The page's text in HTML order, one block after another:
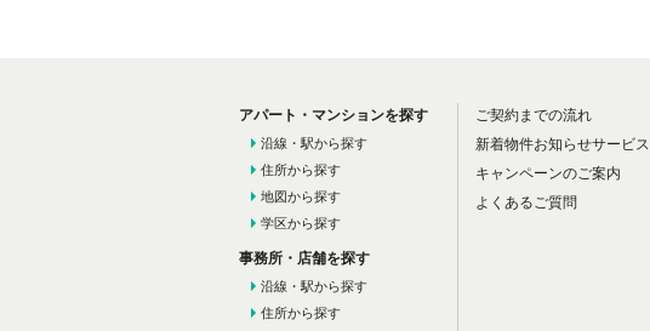
アパート・マンションを探す
沿線・駅から探す
住所から探す
地図から探す
学区から探す
事務所・店舗を探す
沿線・駅から探す
住所から探す
ご契約までの流れ
新着物件お知らせサービス
キャンペーンのご案内
よくあるご質問